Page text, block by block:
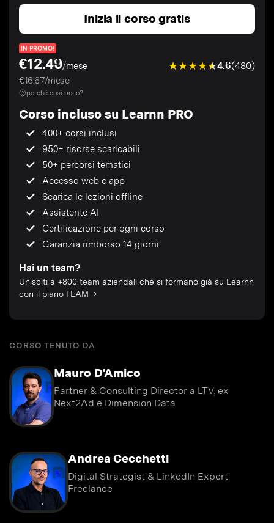
Inizia il corso gratis
IN PROMO!
€12.49/mese
€16.67/mese
4.6(480)
perché così poco?
Corso incluso su Learnn PRO
400+ corsi inclusi
950+ risorse scaricabili
50+ percorsi tematici
Accesso web e app
Scarica le lezioni offline
Assistente AI
Certificazione per ogni corso
Garanzia rimborso 14 giorni
Hai un team?
Unisciti a +800 team aziendali che si formano già su Learnn
con il piano TEAM →
CORSO TENUTO DA
Mauro D'Amico
Partner & Consulting Director a LTV, ex
Next2Ad e Dimension Data
Andrea Cecchetti
Digital Strategist & LinkedIn Expert
Freelance